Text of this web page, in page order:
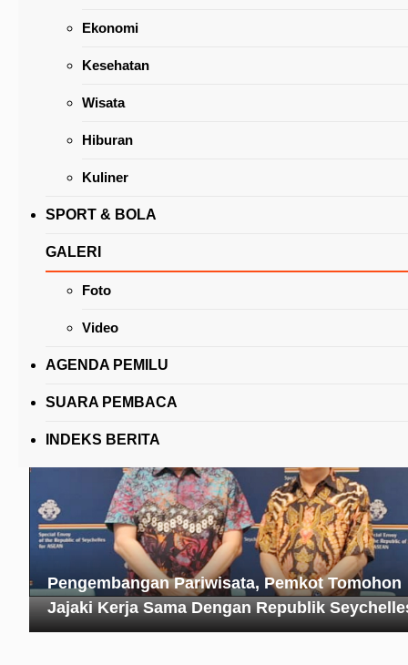
Ekonomi
Kesehatan
Wisata
Hiburan
Kuliner
SPORT & BOLA
GALERI
Foto
Video
AGENDA PEMILU
SUARA PEMBACA
INDEKS BERITA
Lolowang Buka Rakor Penyusunan LPPD
Pengembangan Pariwisata, Pemkot Tomohon
Jajaki Kerja Sama Dengan Republik